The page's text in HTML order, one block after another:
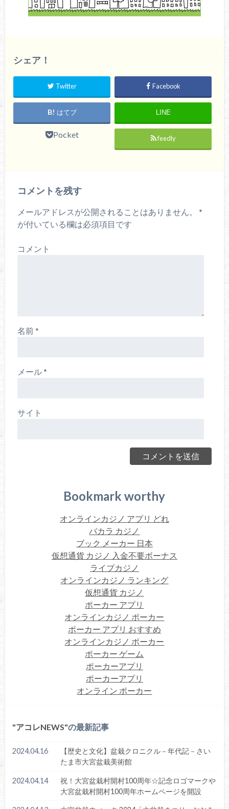
シェア！
Twitter Facebook
はてブ LINE
Pocket feedly
コメントを残す
メールアドレスが公開されることはありません。
*
が付いている欄は必須項目です
コメント
名前*
メール*
サイト
Bookmark worthy
オンラインカジノ アプリ どれ
バカラ カジノ
ブック メーカー 日本
仮想通貨 カジノ 入金不要ボーナス
ライブカジノ
オンラインカジノ ランキング
仮想通貨 カジノ
ポーカー アプリ
オンラインカジノ ポーカー
ポーカー アプリ おすすめ
オンラインカジノ ポーカー
ポーカー ゲーム
ポーカーアプリ
ポーカーアプリ
オンライン ポーカー
アコレNEWS の最新記事
2024.04.16
【歴史と文化】盆栽クロニクル－年代記－さい
たま市大宮盆栽美術館
2024.04.14
祝！大宮盆栽村開村100周年☆記念ロゴマークや
大宮盆栽村開村100周年ホームページを開設